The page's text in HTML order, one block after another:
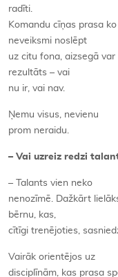
radīti.
Komandu cīņas prasa
neveiksmi noslēpt
uz citu fona, aizsegā
rezultāts – vai
nu ir, vai nav.
Ņemu visus, nevienu
prom neraidu.
– Vai uzreiz redzi
– Talants vien neko
nenozīmē. Dažkārt
bērnu, kas,
cītīgi trenējoties,
Vairāk orientējos uz
disciplīnām, kas prasa